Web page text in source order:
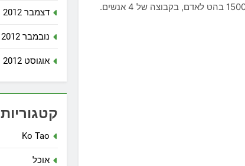
דצמבר 2012
נובמבר 2012
אוגוסט 2012
קטגוריות
Ko Tao
אוכל